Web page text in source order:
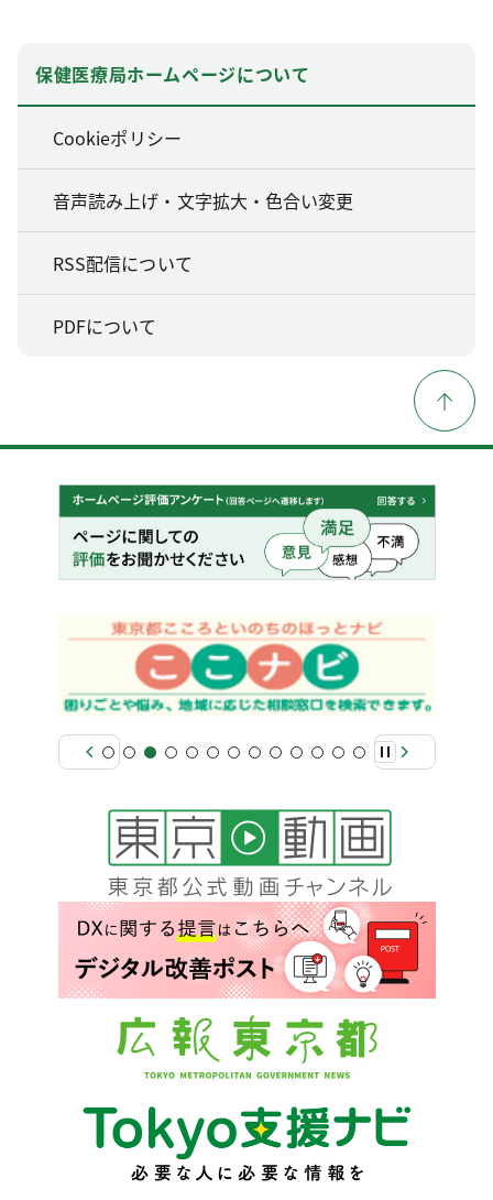
保健医療局ホームページについて
Cookieポリシー
音声読み上げ・文字拡大・色合い変更
RSS配信について
PDFについて